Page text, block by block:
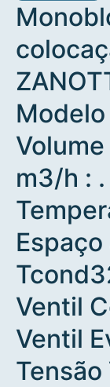
m3/h : .
Ventil
Ventil